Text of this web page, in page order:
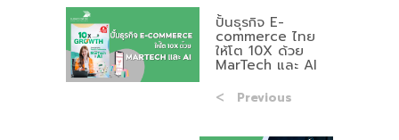
ปั้นธุรกิจ E-
commerce ไทย
ให้โต 10X ด้วย
MarTech และ AI
Previous